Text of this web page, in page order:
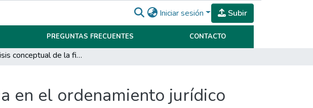
Iniciar sesión Subir
PREGUNTAS FRECUENTES CONTACTO
Análisis conceptual de la figura tipificada en el ordenamiento jurídico argentino.
en el ordenamiento jurídico